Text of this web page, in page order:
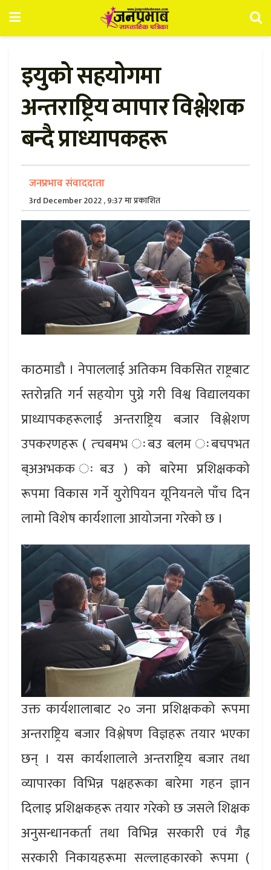
इयुको सहयोगमा
अन्तराष्ट्रिय व्पापार विश्लेशक
बन्दै प्राध्यापकहरू
जनप्रभाव संवाददाता
3rd December 2022 , 9:37 मा प्रकाशित
काठमाडौ । नेपाललाई अतिकम विकसित राष्ट्रबाट
स्तरोन्नति गर्न सहयोग पुग्ने गरी विश्व विद्यालयका
प्राध्यापकहरूलाई अन्तराष्ट्रिय बजार विश्लेशण
उपकरणहरू ( त्चबमभ ःबउ बलम ःबचपभत
ब्अअभकक ःबउ ) को बारेमा प्रशिक्षकको
रूपमा विकास गर्ने युरोपियन यूनियनले पाँच दिन
लामो विशेष कार्यशाला आयोजना गरेको छ ।
उक्त कार्यशालाबाट २० जना प्रशिक्षकको रूपमा
अन्तराष्ट्रिय बजार विश्लेषण विज्ञहरू तयार भएका
छन् । यस कार्यशालाले अन्तराष्ट्रिय बजार तथा
व्यापारका विभिन्न पक्षहरूका बारेमा गहन ज्ञान
दिलाइ प्रशिक्षकहरू तयार गरेको छ जसले शिक्षक
अनुसन्धानकर्ता तथा विभिन्न सरकारी एवं गैह्र
सरकारी निकायहरूमा सल्लाहकारको रूपमा (